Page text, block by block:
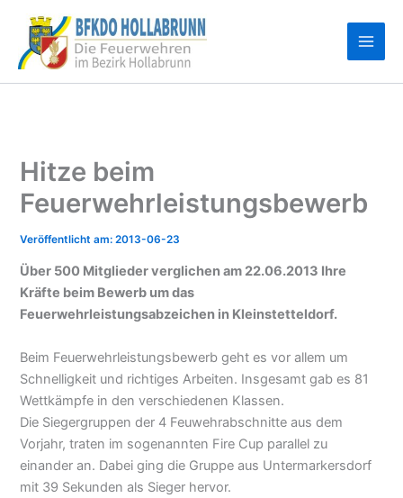
Inhalt
springen
Hitze beim
Feuerwehrleistungsbewerb
2013-06-23
Über 500 Mitglieder verglichen am 22.06.2013 Ihre
Kräfte beim Bewerb um das
Feuerwehrleistungsabzeichen in Kleinstetteldorf.
Beim Feuerwehrleistungsbewerb geht es vor allem um
Schnelligkeit und richtiges Arbeiten. Insgesamt gab es 81
Wettkämpfe in den verschiedenen Klassen.
Die Siegergruppen der 4 Feuwehrabschnitte aus dem
Vorjahr, traten im sogenannten Fire Cup parallel zu
einander an. Dabei ging die Gruppe aus Untermarkersdorf
mit 39 Sekunden als Sieger hervor.